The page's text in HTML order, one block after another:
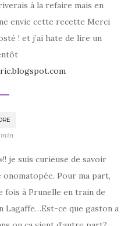
à la refaire mais en
envie cette recette Merci
! et j’ai hate de lire un
min
je suis curieuse de savoir
onomatopée. Pour ma part,
fois à Prunelle en train de
Lagaffe…Est-ce que gaston a